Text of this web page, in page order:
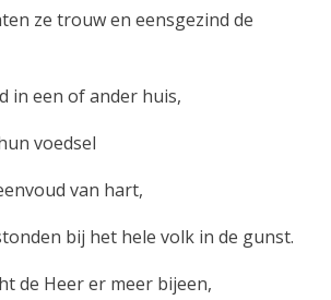
ze trouw en eensgezind de
in een of ander huis,
voedsel
van hart,
bij het hele volk in de gunst.
de Heer er meer bijeen,